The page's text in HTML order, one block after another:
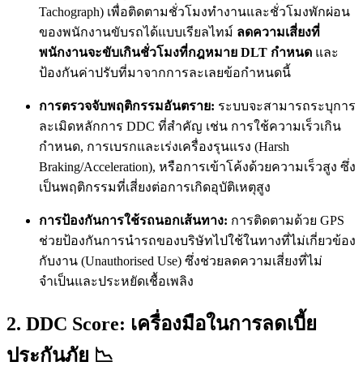
Tachograph) เพื่อติดตามชั่วโมงทำงานและชั่วโมงพักผ่อน
ของพนักงานขับรถได้แบบเรียลไทม์ ลดความเสี่ยงที่
พนักงานจะขับเกินชั่วโมงที่กฎหมาย DLT กำหนด และ
ป้องกันค่าปรับที่มาจากการละเลยข้อกำหนดนี้
การตรวจจับพฤติกรรมอันตราย: ระบบจะสามารถระบุการ
ละเมิดหลักการ DDC ที่สำคัญ เช่น การใช้ความเร็วเกิน
กำหนด, การเบรกและเร่งเครื่องรุนแรง (Harsh
Braking/Acceleration), หรือการเข้าโค้งด้วยความเร็วสูง ซึ่ง
เป็นพฤติกรรมที่เสี่ยงต่อการเกิดอุบัติเหตุสูง
การป้องกันการใช้รถนอกเส้นทาง: การติดตามด้วย GPS
ช่วยป้องกันการนำรถของบริษัทไปใช้ในทางที่ไม่เกี่ยวข้อง
กับงาน (Unauthorised Use) ซึ่งช่วยลดความเสี่ยงที่ไม่
จำเป็นและประหยัดเชื้อเพลิง
2. DDC Score: เครื่องมือในการลดเบี้ย
ประกันภัย 📉